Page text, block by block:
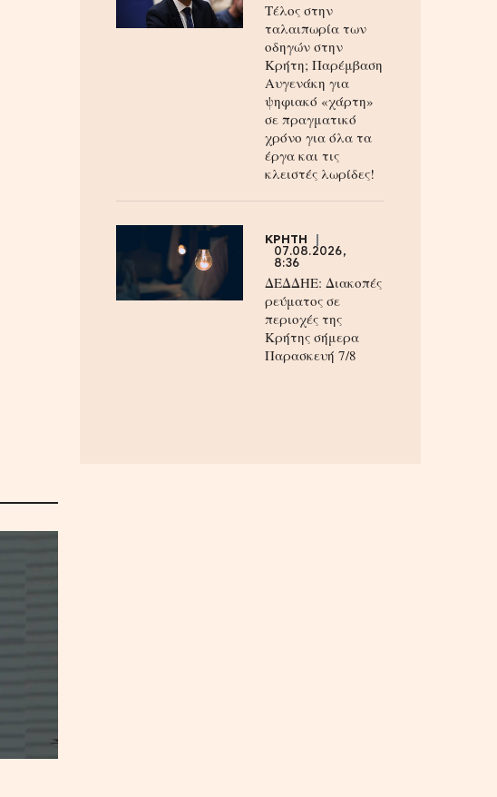
Τέλος στην
ταλαιπωρία των
οδηγών στην
Κρήτη; Παρέμβαση
Αυγενάκη για
ψηφιακό «χάρτη»
σε πραγματικό
χρόνο για όλα τα
έργα και τις
κλειστές λωρίδες!
ΚΡΗΤΗ
07.08.2026,
8:36
ΔΕΔΔΗΕ: Διακοπές
ρεύματος σε
περιοχές της
Κρήτης σήμερα
Παρασκευή 7/8